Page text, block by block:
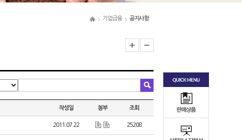
기업금융 공지사항
작성일 첨부 조회
2011.07.22 25208